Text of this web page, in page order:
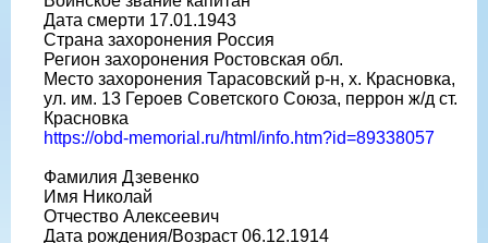
Дата смерти 17.01.1943
Страна захоронения Россия
Регион захоронения Ростовская обл.
Место захоронения Тарасовский р-н, х. Красновка,
ул. им. 13 Героев Советского Союза, перрон ж/д ст.
Красновка
https://obd-memorial.ru/html/info.htm?id=89338057
Фамилия Дзевенко
Имя Николай
Отчество Алексеевич
Дата рождения/Возраст 06.12.1914